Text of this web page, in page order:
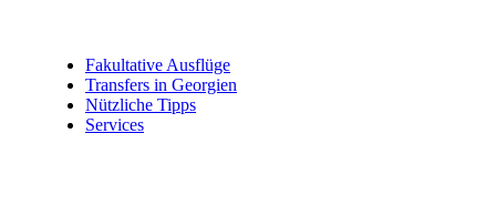
Fakultative Ausflüge
Transfers in Georgien
Nützliche Tipps
Services